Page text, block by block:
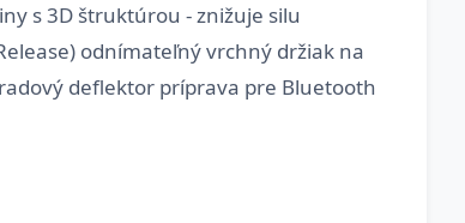
s 3D štruktúrou - znižuje silu
odnímateľný vrchný držiak na
deflektor príprava pre Bluetooth